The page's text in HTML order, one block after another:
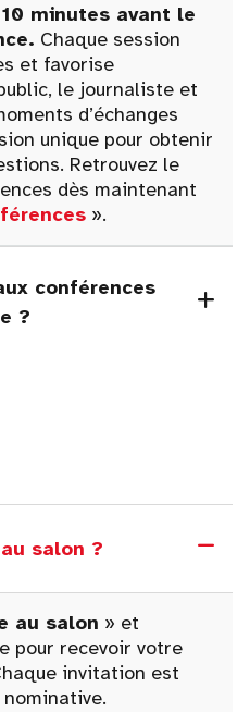
minutes avant le
Chaque session
et favorise
le journaliste et
d’échanges
unique pour obtenir
Retrouvez le
dès maintenant
».
conférences
?
salon ?
au salon » et
pour recevoir votre
invitation est